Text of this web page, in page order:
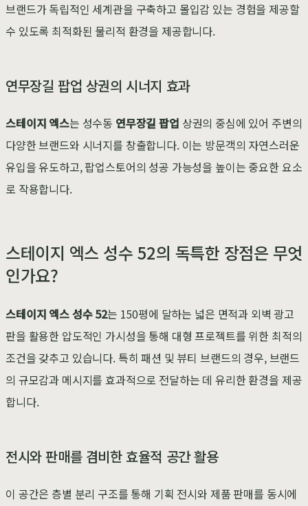
브랜드가 독립적인 세계관을 구축하고 몰입감 있는 경험을 제공할
수 있도록 최적화된 물리적 환경을 제공합니다.
연무장길 팝업 상권의 시너지 효과
스테이지 엑스는 성수동 연무장길 팝업 상권의 중심에 있어 주변의
다양한 브랜드와 시너지를 창출합니다. 이는 방문객의 자연스러운
유입을 유도하고, 팝업스토어의 성공 가능성을 높이는 중요한 요소
로 작용합니다.
스테이지 엑스 성수 52의 독특한 장점은 무엇
인가요?
스테이지 엑스 성수 52는 150평에 달하는 넓은 면적과 외벽 광고
판을 활용한 압도적인 가시성을 통해 대형 프로젝트를 위한 최적의
조건을 갖추고 있습니다. 특히 패션 및 뷰티 브랜드의 경우, 브랜드
의 규모감과 메시지를 효과적으로 전달하는 데 유리한 환경을 제공
합니다.
전시와 판매를 겸비한 효율적 공간 활용
이 공간은 층별 분리 구조를 통해 기획 전시와 제품 판매를 동시에